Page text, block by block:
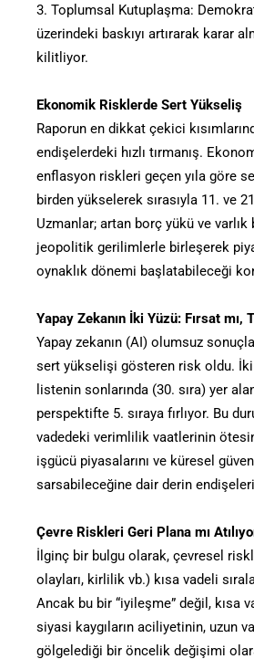
3. Toplumsal Kutuplaşma:
üzerindeki baskıyı artırarak karar
kilitliyor.
Ekonomik Risklerde Sert Yükseliş
Raporun en dikkat çekici
endişelerdeki hızlı tırmanış.
enflasyon riskleri geçen yıla göre
birden yükselerek sırasıyla 11. ve
Uzmanlar; artan borç yükü ve varlık
jeopolitik gerilimlerle birleşerek
oynaklık dönemi başlatabileceği
Yapay Zekanın İki Yüzü: Fırsat mı,
Yapay zekanın (AI) olumsuz
sert yükselişi gösteren risk oldu. İki
listenin sonlarında (30. sıra) yer
perspektifte 5. sıraya fırlıyor. Bu
vadedeki verimlilik vaatlerinin
işgücü piyasalarını ve küresel
sarsabileceğine dair derin endişeleri
Çevre Riskleri Geri Plana mı
İlginç bir bulgu olarak, çevresel
olayları, kirlilik vb.) kısa vadeli
Ancak bu bir “iyileşme” değil, kısa
siyasi kaygıların aciliyetinin, uzun
gölgelediği bir öncelik değişimi